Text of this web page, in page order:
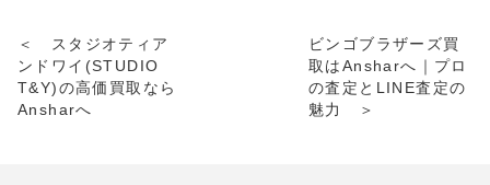
＜ スタジオティア
ンドワイ(STUDIO
T&Y)の高価買取なら
Ansharへ
ビンゴブラザーズ買
取はAnsharへ｜プロ
の査定とLINE査定の
魅力 ＞